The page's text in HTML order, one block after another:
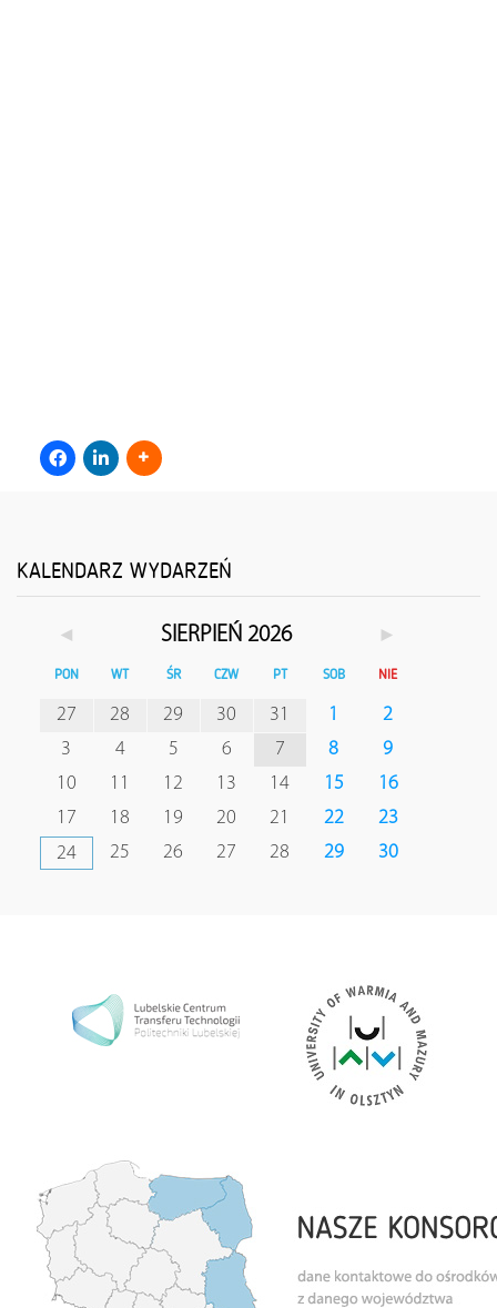
KALENDARZ WYDARZEŃ
◄ SIERPIEŃ 2026 ►
PON WT ŚR CZW PT SOB NIE
27 28 29 30 31 1
2
3
4 5 6 7 8
9
10
11 12 13 14 15
16
17
18 19 20 21 22
23
24
25 26 27 28 29 30